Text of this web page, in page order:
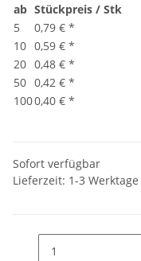
ab Stückpreis / Stk
5
0,79 € *
10 0,59 € *
20 0,48 € *
50 0,42 € *
1000,40 € *
Sofort verfügbar
Lieferzeit: 1-3 Werktage